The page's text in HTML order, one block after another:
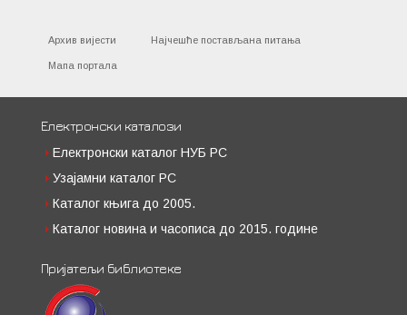
Архив вијести Најчешће постављана питања
Мапа портала
Електронски каталози
Електронски каталог НУБ РС
Узајамни каталог РС
Каталог књига до 2005.
Каталог новина и часописа до 2015. године
Пријатељи библиотеке